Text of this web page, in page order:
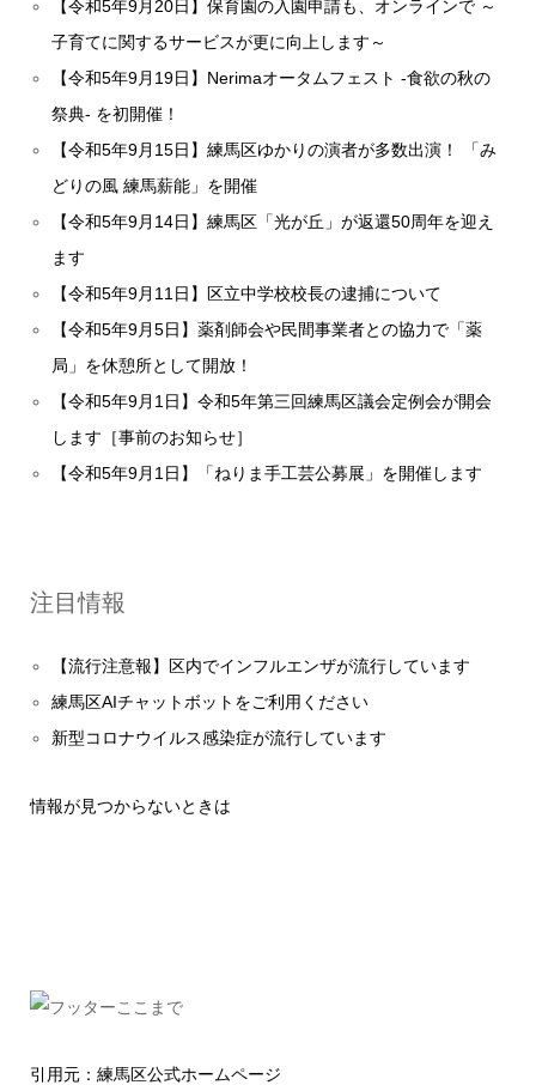
【令和5年9月20日】保育園の入園申請も、オンラインで ～
子育てに関するサービスが更に向上します～
【令和5年9月19日】Nerimaオータムフェスト -食欲の秋の
祭典- を初開催！
【令和5年9月15日】練馬区ゆかりの演者が多数出演！ 「み
どりの風 練馬薪能」を開催
【令和5年9月14日】練馬区「光が丘」が返還50周年を迎え
ます
【令和5年9月11日】区立中学校校長の逮捕について
【令和5年9月5日】薬剤師会や民間事業者との協力で「薬
局」を休憩所として開放！
【令和5年9月1日】令和5年第三回練馬区議会定例会が開会
します［事前のお知らせ］
【令和5年9月1日】「ねりま手工芸公募展」を開催します
注目情報
【流行注意報】区内でインフルエンザが流行しています
練馬区AIチャットボットをご利用ください
新型コロナウイルス感染症が流行しています
情報が見つからないときは
引用元：練馬区公式ホームページ